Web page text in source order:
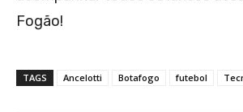
Fogão!
TAGS Ancelotti Botafogo futebol